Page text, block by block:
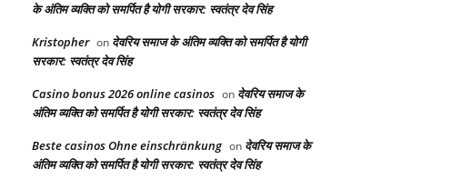
के अंतिम व्यक्ति को समर्पित है योगी सरकार: स्वतंत्र देव सिंह
Kristopher on देवरिय समाज के अंतिम व्यक्ति को समर्पित है योगी
सरकार: स्वतंत्र देव सिंह
Casino bonus 2026 online casinos on देवरिय समाज के
अंतिम व्यक्ति को समर्पित है योगी सरकार: स्वतंत्र देव सिंह
Beste casinos Ohne einschränkung on देवरिय समाज के
अंतिम व्यक्ति को समर्पित है योगी सरकार: स्वतंत्र देव सिंह